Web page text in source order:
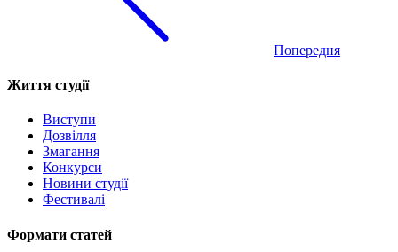
Попередня
Життя студії
Виступи
Дозвілля
Змагання
Конкурси
Новини студії
Фестивалі
Формати статей